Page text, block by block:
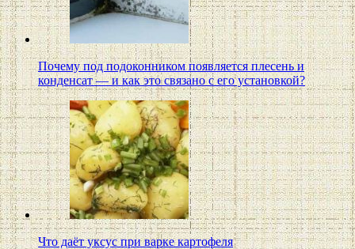
Почему под подоконником появляется плесень и
конденсат — и как это связано с его установкой?
Что даёт уксус при варке картофеля